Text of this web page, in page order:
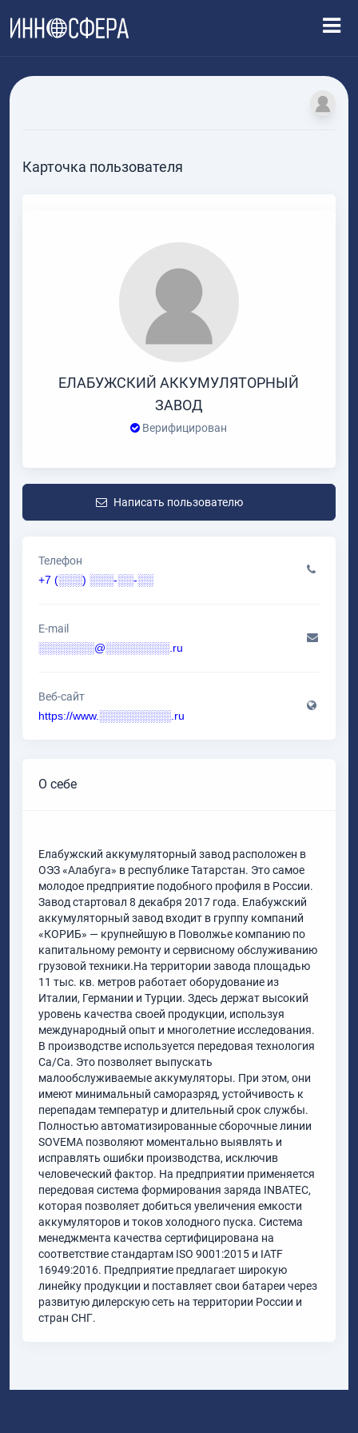
Карточка пользователя
ЕЛАБУЖСКИЙ АККУМУЛЯТОРНЫЙ
ЗАВОД
Верифицирован
Написать пользователю
Телефон
+7 (░░░) ░░░-░░-░░
E-mail
░░░░░░░@░░░░░░░░.ru
Веб-сайт
https://www.░░░░░░░░░.ru
О себе
Елабужский аккумуляторный завод расположен в
ОЭЗ «Алабуга» в республике Татарстан. Это самое
молодое предприятие подобного профиля в России.
Завод стартовал 8 декабря 2017 года. Елабужский
аккумуляторный завод входит в группу компаний
«КОРИБ» — крупнейшую в Поволжье компанию по
капитальному ремонту и сервисному обслуживанию
грузовой техники.На территории завода площадью
11 тыс. кв. метров работает оборудование из
Италии, Германии и Турции. Здесь держат высокий
уровень качества своей продукции, используя
международный опыт и многолетние исследования.
В производстве используется передовая технология
Ca/Ca. Это позволяет выпускать
малообслуживаемые аккумуляторы. При этом, они
имеют минимальный саморазряд, устойчивость к
перепадам температур и длительный срок службы.
Полностью автоматизированные сборочные линии
SOVEMA позволяют моментально выявлять и
исправлять ошибки производства, исключив
человеческий фактор. На предприятии применяется
передовая система формирования заряда INBATEС,
которая позволяет добиться увеличения емкости
аккумуляторов и токов холодного пуска. Система
менеджмента качества сертифицирована на
соответствие стандартам ISO 9001:2015 и IATF
16949:2016. Предприятие предлагает широкую
линейку продукции и поставляет свои батареи через
развитую дилерскую сеть на территории России и
стран СНГ.